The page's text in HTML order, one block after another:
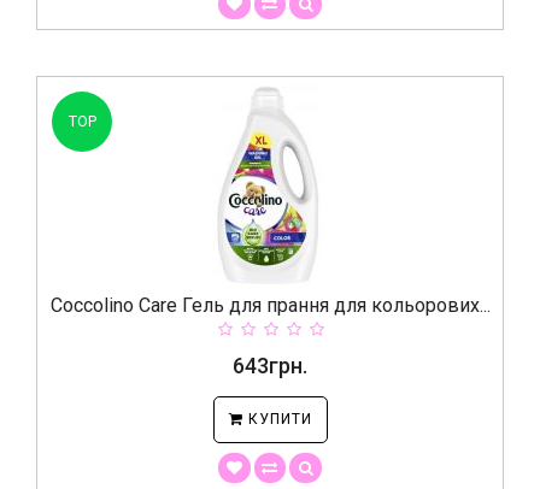
TOP
Coccolino Care Гель для прання для кольорових...
643грн.
КУПИТИ